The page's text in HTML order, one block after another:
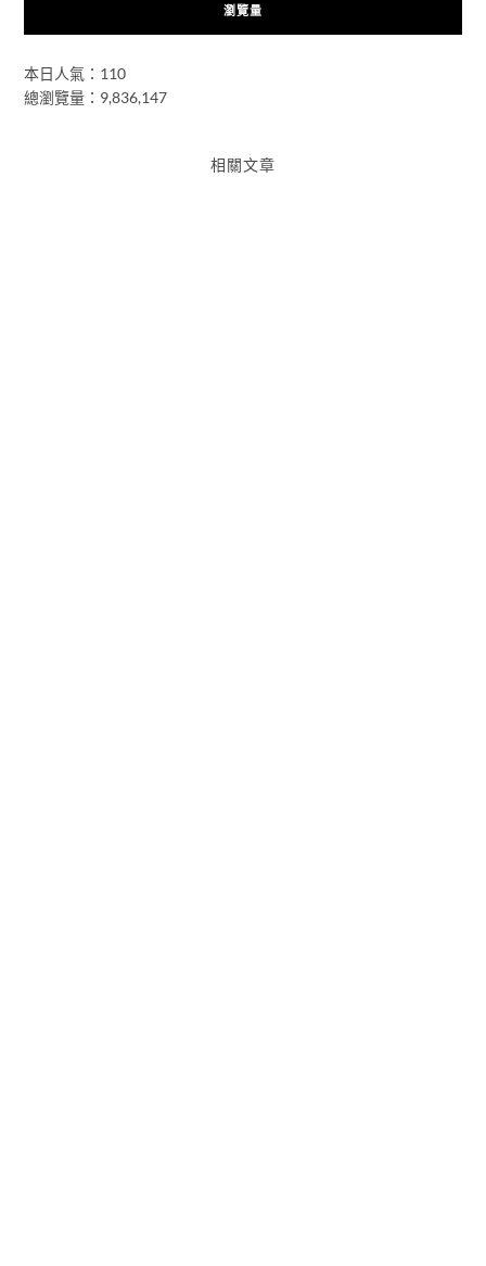
瀏覽量
本日人氣：110
總瀏覽量：9,836,147
相關文章